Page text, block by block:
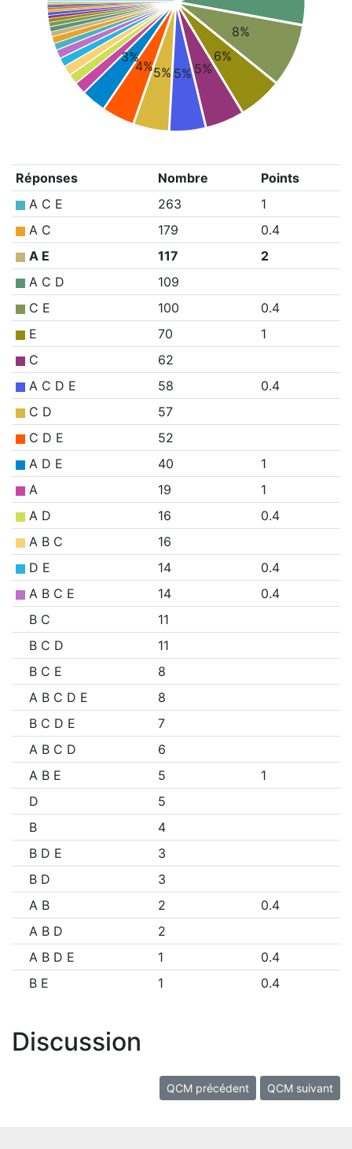
8%
6%
5%
5%
5%
4%
3%
Réponses Nombre
Points
A C E
263
1
A C
179
0.4
A E
117
2
A C D
109
C E
100
0.4
E
70
1
C
62
A C D E
58
0.4
C D
57
C D E
52
A D E
40
1
A
19
1
A D
16
0.4
A B C
16
D E
14
0.4
A B C E
14
0.4
B C
11
B C D
11
B C E
8
A B C D E
8
B C D E
7
A B C D
6
A B E
5
1
D
5
B
4
B D E
3
B D
3
A B
2
0.4
A B D
2
A B D E
1
0.4
B E
1 0.4
Discussion
QCM précédent QCM suivant